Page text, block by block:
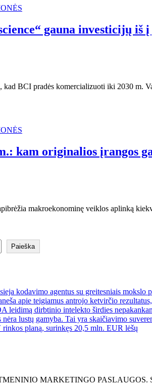
gauna investicijų
kad BCI pradės komercializuoti iki 2030 m.
kam originalios įrangos
makroekonominę veiklos aplinką
Paieška
kodavimo agentus su greitesniais mokslo
apie teigiamus antrojo ketvirčio
leidimą dirbtinio intelekto širdies
lustų gamyba. Tai yra skaičiavimo
rinkos planą, surinkęs 20,5 mln. EUR lėšų
MARKETINGO PASLAUGOS.